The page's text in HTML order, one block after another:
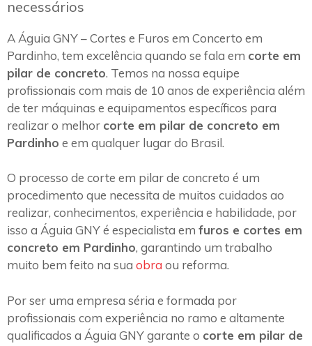
necessários
A Águia GNY – Cortes e Furos em Concerto em
Pardinho, tem excelência quando se fala em corte em
pilar de concreto. Temos na nossa equipe
profissionais com mais de 10 anos de experiência além
de ter máquinas e equipamentos específicos para
realizar o melhor corte em pilar de concreto em
Pardinho e em qualquer lugar do Brasil.
O processo de corte em pilar de concreto é um
procedimento que necessita de muitos cuidados ao
realizar, conhecimentos, experiência e habilidade, por
isso a Águia GNY é especialista em furos e cortes em
concreto em Pardinho, garantindo um trabalho
muito bem feito na sua obra ou reforma.
Por ser uma empresa séria e formada por
profissionais com experiência no ramo e altamente
qualificados a Águia GNY garante o corte em pilar de